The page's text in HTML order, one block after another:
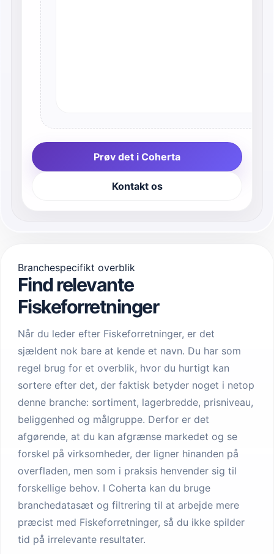
Prøv det i Coherta
Kontakt os
Branchespecifikt overblik
Find relevante
Fiskeforretninger
Når du leder efter Fiskeforretninger, er det
sjældent nok bare at kende et navn. Du har som
regel brug for et overblik, hvor du hurtigt kan
sortere efter det, der faktisk betyder noget i netop
denne branche: sortiment, lagerbredde, prisniveau,
beliggenhed og målgruppe. Derfor er det
afgørende, at du kan afgrænse markedet og se
forskel på virksomheder, der ligner hinanden på
overfladen, men som i praksis henvender sig til
forskellige behov. I Coherta kan du bruge
branchedatasæt og filtrering til at arbejde mere
præcist med Fiskeforretninger, så du ikke spilder
tid på irrelevante resultater.